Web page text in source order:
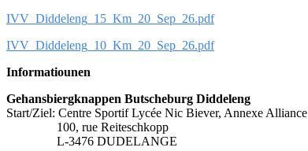
IVV_Diddeleng_15_Km_20_Sep_26.pdf
IVV_Diddeleng_10_Km_20_Sep_26.pdf
Informatiounen
Gehansbiergknappen Butscheburg Diddeleng
Start/Ziel: Centre Sportif Lycée Nic Biever, Annexe Alliance
100, rue Reiteschkopp
L-3476 DUDELANGE